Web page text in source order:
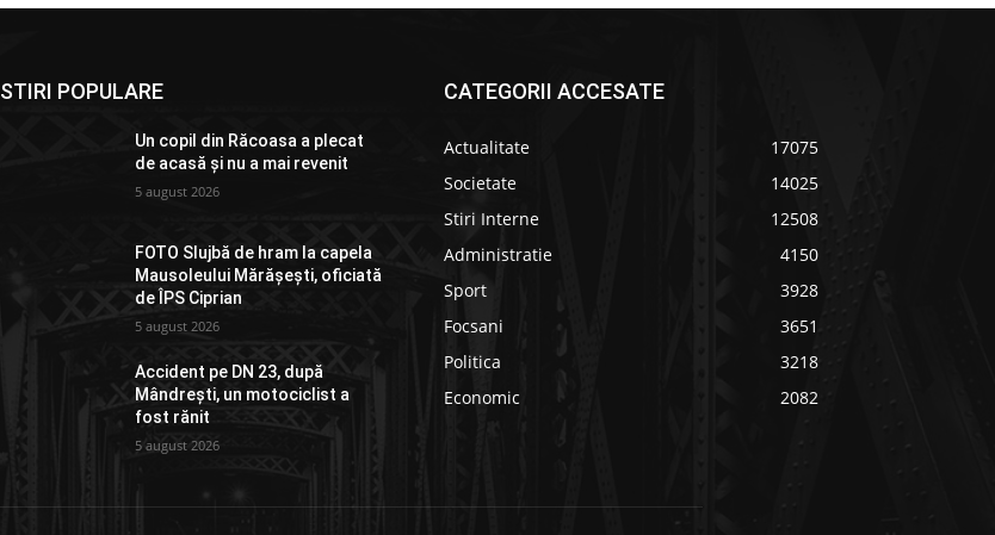
STIRI POPULARE
Un copil din Răcoasa a plecat
de acasă și nu a mai revenit
5 august 2026
FOTO Slujbă de hram la capela
Mausoleului Mărășești, oficiată
de ÎPS Ciprian
5 august 2026
Accident pe DN 23, după
Mândrești, un motociclist a
fost rănit
5 august 2026
CATEGORII ACCESATE
Actualitate
17075
Societate
14025
Stiri Interne
12508
Administratie
4150
Sport
3928
Focsani
3651
Politica
3218
Economic
2082